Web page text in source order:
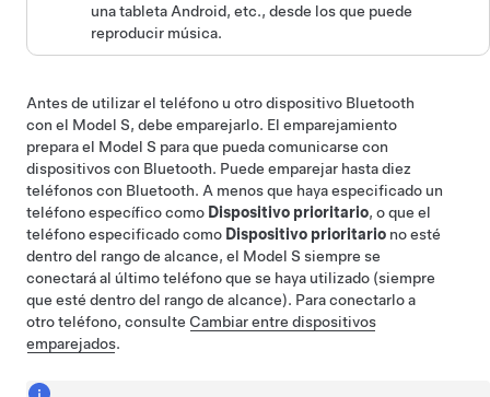
una tableta Android, etc., desde los que puede
reproducir música.
Antes de utilizar el teléfono u otro dispositivo Bluetooth
con el Model S, debe emparejarlo. El emparejamiento
prepara el Model S para que pueda comunicarse con
dispositivos con Bluetooth. Puede emparejar hasta diez
teléfonos con Bluetooth. A menos que haya especificado un
teléfono específico como Dispositivo prioritario, o que el
teléfono especificado como Dispositivo prioritario no esté
dentro del rango de alcance, el Model S siempre se
conectará al último teléfono que se haya utilizado (siempre
que esté dentro del rango de alcance). Para conectarlo a
otro teléfono, consulte Cambiar entre dispositivos
emparejados.